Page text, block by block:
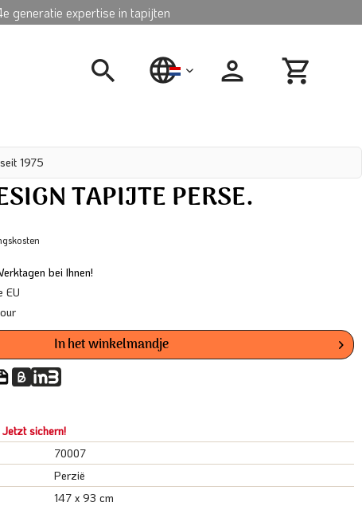
generatie expertise in tapijten
nederlands
1975
TAPIJTE PERSE.
bei Ihnen!
EU
In het winkelmandje
Jetzt sichern!
70007
Perzië
147 x 93 cm